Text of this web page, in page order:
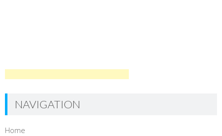
NAVIGATION
Home